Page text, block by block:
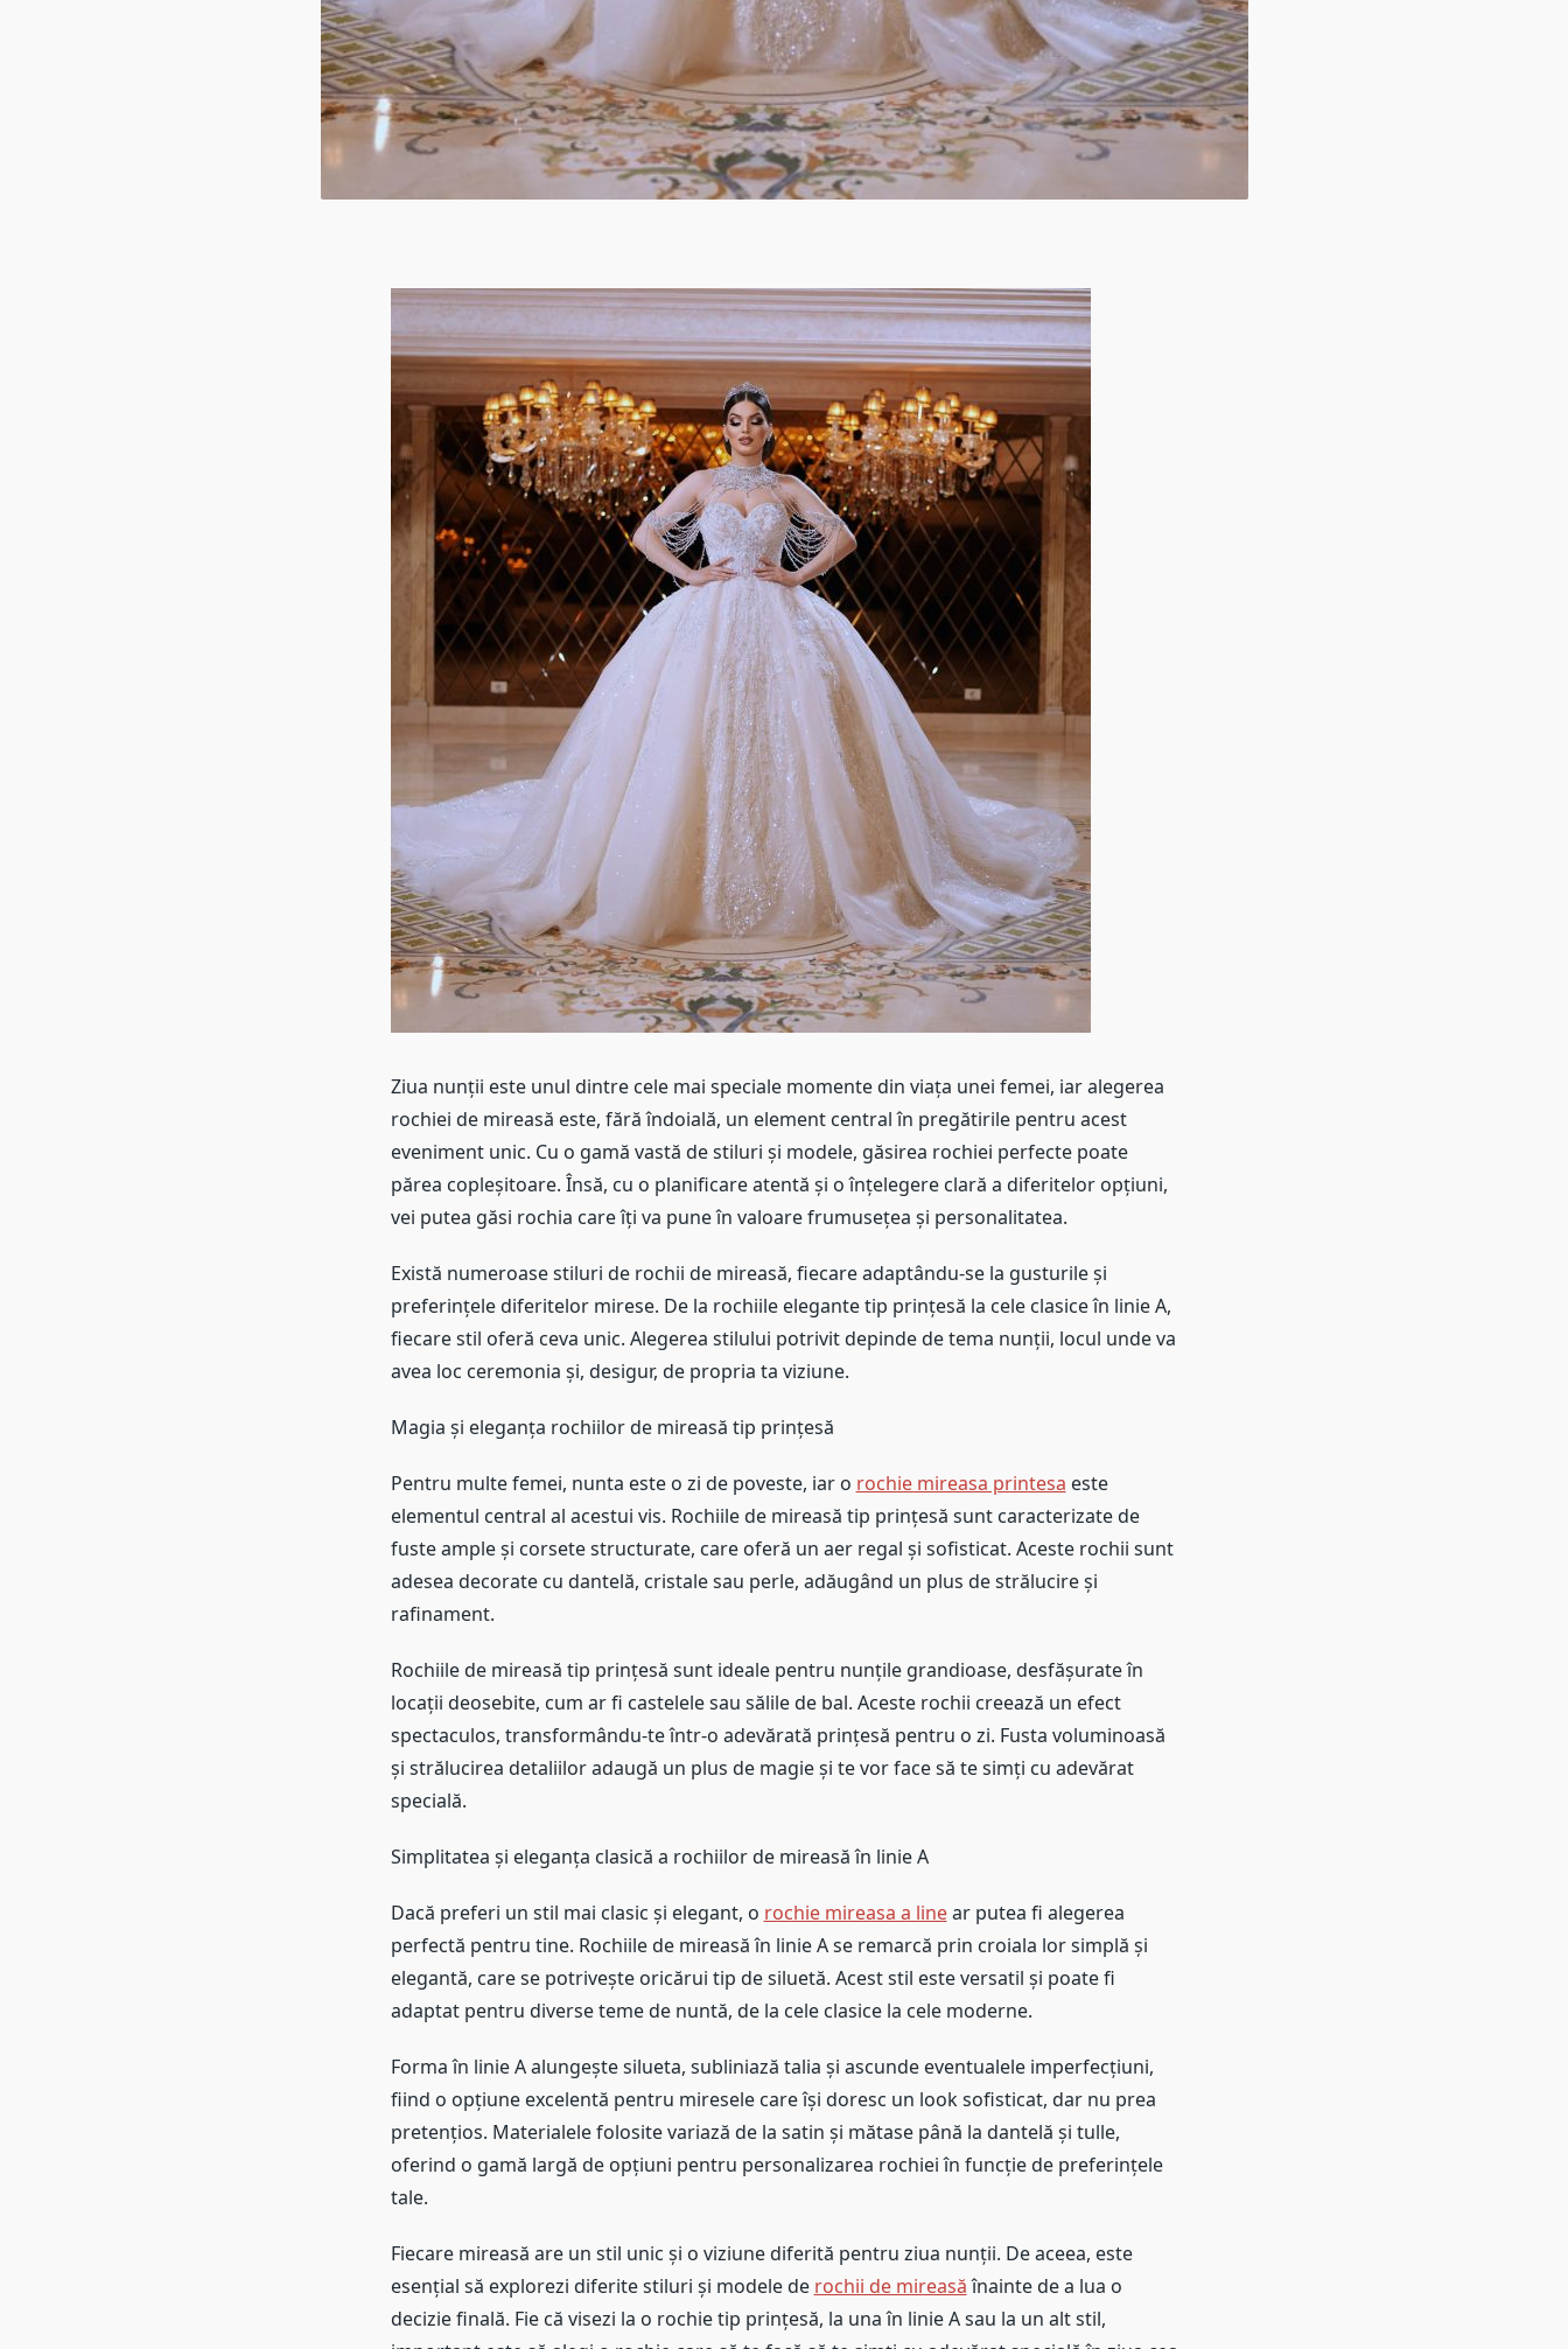
Ziua nunții este unul dintre cele mai speciale momente din viața unei femei, iar alegerea
rochiei de mireasă este, fără îndoială, un element central în pregătirile pentru acest
eveniment unic. Cu o gamă vastă de stiluri și modele, găsirea rochiei perfecte poate
părea copleșitoare. Însă, cu o planificare atentă și o înțelegere clară a diferitelor opțiuni,
vei putea găsi rochia care îți va pune în valoare frumusețea și personalitatea.
Există numeroase stiluri de rochii de mireasă, fiecare adaptându-se la gusturile și
preferințele diferitelor mirese. De la rochiile elegante tip prințesă la cele clasice în linie A,
fiecare stil oferă ceva unic. Alegerea stilului potrivit depinde de tema nunții, locul unde va
avea loc ceremonia și, desigur, de propria ta viziune.
Magia și eleganța rochiilor de mireasă tip prințesă
Pentru multe femei, nunta este o zi de poveste, iar o rochie mireasa printesa este
elementul central al acestui vis. Rochiile de mireasă tip prințesă sunt caracterizate de
fuste ample și corsete structurate, care oferă un aer regal și sofisticat. Aceste rochii sunt
adesea decorate cu dantelă, cristale sau perle, adăugând un plus de strălucire și
rafinament.
Rochiile de mireasă tip prințesă sunt ideale pentru nunțile grandioase, desfășurate în
locații deosebite, cum ar fi castelele sau sălile de bal. Aceste rochii creează un efect
spectaculos, transformându-te într-o adevărată prințesă pentru o zi. Fusta voluminoasă
și strălucirea detaliilor adaugă un plus de magie și te vor face să te simți cu adevărat
specială.
Simplitatea și eleganța clasică a rochiilor de mireasă în linie A
Dacă preferi un stil mai clasic și elegant, o rochie mireasa a linear putea fi alegerea
perfectă pentru tine. Rochiile de mireasă în linie A se remarcă prin croiala lor simplă și
elegantă, care se potrivește oricărui tip de siluetă. Acest stil este versatil și poate fi
adaptat pentru diverse teme de nuntă, de la cele clasice la cele moderne.
Forma în linie A alungește silueta, subliniază talia și ascunde eventualele imperfecțiuni,
fiind o opțiune excelentă pentru miresele care își doresc un look sofisticat, dar nu prea
pretențios. Materialele folosite variază de la satin și mătase până la dantelă și tulle,
oferind o gamă largă de opțiuni pentru personalizarea rochiei în funcție de preferințele
tale.
Fiecare mireasă are un stil unic și o viziune diferită pentru ziua nunții. De aceea, este
esențial să explorezi diferite stiluri și modele de rochii de mireasăînainte de a lua o
decizie finală. Fie că visezi la o rochie tip prințesă, la una în linie A sau la un alt stil,